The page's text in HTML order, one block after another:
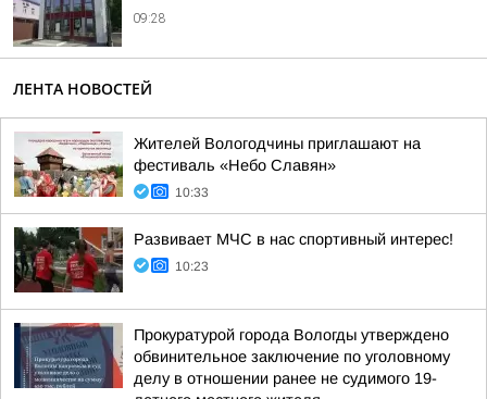
09:28
ЛЕНТА НОВОСТЕЙ
Жителей Вологодчины приглашают на
фестиваль «Небо Славян»
10:33
Развивает МЧС в нас спортивный интерес!
10:23
Прокуратурой города Вологды утверждено
обвинительное заключение по уголовному
делу в отношении ранее не судимого 19-